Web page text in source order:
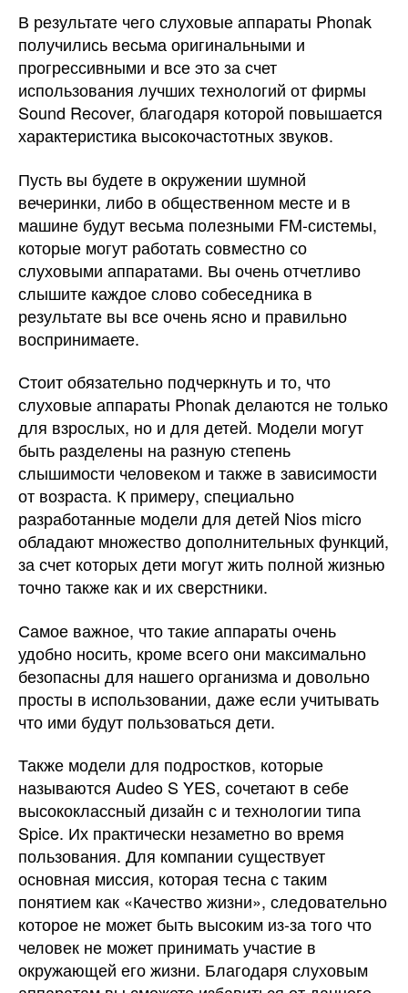
В результате чего слуховые аппараты Phonak
получились весьма оригинальными и
прогрессивными и все это за счет
использования лучших технологий от фирмы
Sound Recover, благодаря которой повышается
характеристика высокочастотных звуков.
Пусть вы будете в окружении шумной
вечеринки, либо в общественном месте и в
машине будут весьма полезными FM-системы,
которые могут работать совместно со
слуховыми аппаратами. Вы очень отчетливо
слышите каждое слово собеседника в
результате вы все очень ясно и правильно
воспринимаете.
Стоит обязательно подчеркнуть и то, что
слуховые аппараты Phonak делаются не только
для взрослых, но и для детей. Модели могут
быть разделены на разную степень
слышимости человеком и также в зависимости
от возраста. К примеру, специально
разработанные модели для детей Nios micro
обладают множество дополнительных функций,
за счет которых дети могут жить полной жизнью
точно также как и их сверстники.
Самое важное, что такие аппараты очень
удобно носить, кроме всего они максимально
безопасны для нашего организма и довольно
просты в использовании, даже если учитывать
что ими будут пользоваться дети.
Также модели для подростков, которые
называются Audeo S YES, сочетают в себе
высококлассный дизайн с и технологии типа
Spice. Их практически незаметно во время
пользования. Для компании существует
основная миссия, которая тесна с таким
понятием как «Качество жизни», следовательно
которое не может быть высоким из-за того что
человек не может принимать участие в
окружающей его жизни. Благодаря слуховым